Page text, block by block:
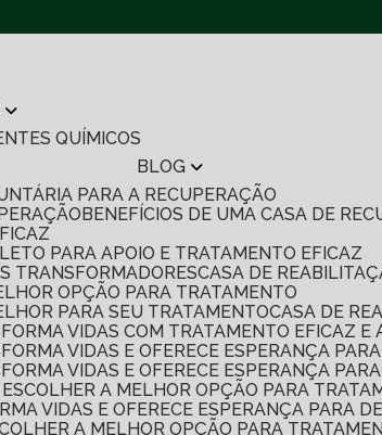
QUÍMICOS
BLOG
PARA A RECUPERAÇÃO
BENEFÍCIOS DE UMA CASA DE
PARA APOIO E TRATAMENTO EFICAZ
TRANSFORMADORES CASA DE
OPÇÃO PARA TRATAMENTO
PARA SEU TRATAMENTO CASA DE
VIDAS COM TRATAMENTO EFICAZ E
VIDAS E OFERECE ESPERANÇA
VIDAS E OFERECE ESPERANÇA
A MELHOR OPÇÃO PARA
VIDAS E OFERECE ESPERANÇA PARA
A MELHOR OPÇÃO PARA